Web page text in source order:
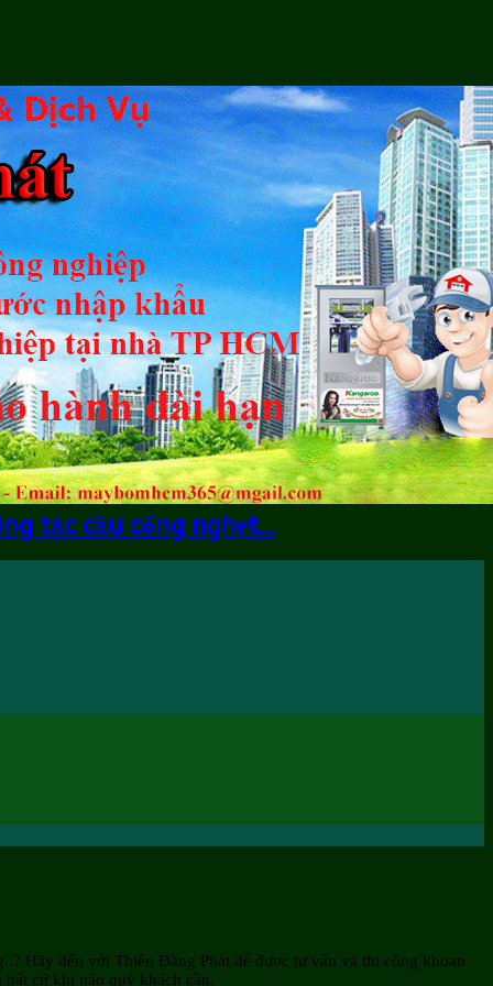
tắc cầu cống nghẹt…
Hãy đến với Thiên Đăng Phát để được tư vấn và thi công khoan
cứ khi nào quý khách cần.